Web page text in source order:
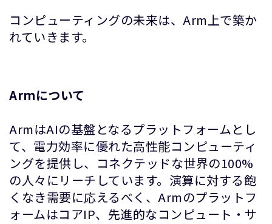
コンピューティングの未来は、Arm上で築か
れていきます。
Armについて
ArmはAIの基盤となるプラットフォームとし
て、電力効率に優れた高性能コンピューティ
ングを提供し、コネクテッドな世界の100%
の人々にリーチしています。演算に対する飽
くなき需要に応えるべく、Armのプラットフ
ォームはコアIP、先進的なコンピュート・サ